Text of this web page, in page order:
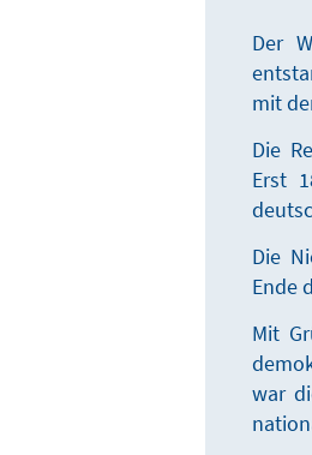
Der
mit
Die
Erst
Die
Ende
Mit
war